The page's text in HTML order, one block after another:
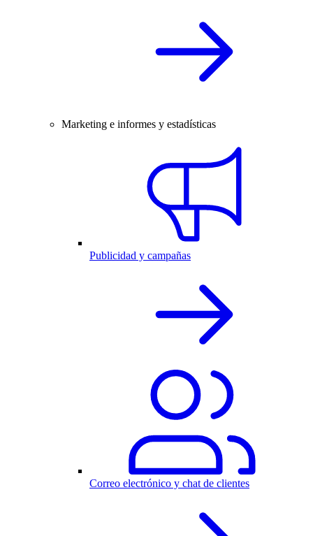
Marketing e informes y estadísticas
Publicidad y campañas
Correo electrónico y chat de clientes